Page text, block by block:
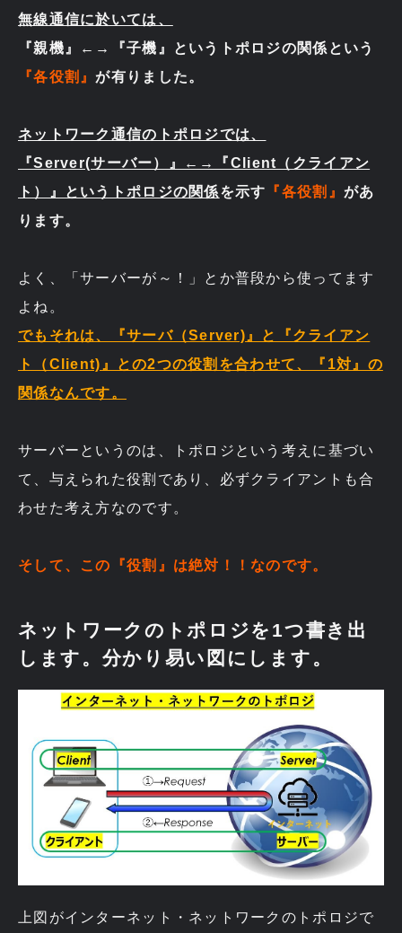
無線通信に於いては、
『親機』←→『子機』というトポロジの関係という
『各役割』が有りました。
ネットワーク通信のトポロジでは、
『Server(サーバー）』←→『Client（クライアン
ト）』というトポロジの関係を示す 『各役割』 があ
ります。
よく、「サーバーが～！」とか普段から使ってます
よね。
でもそれは、『サーバ（Server)』と『クライアン
ト（Client)』との2つの役割を合わせて、『1対』の
関係なんです。
サーバーというのは、トポロジという考えに基づい
て、与えられた役割であり、必ずクライアントも合
わせた考え方なのです。
そして、この『役割』は絶対！！なのです。
ネットワークのトポロジを1つ書き出
します。分かり易い図にします。
上図がインターネット・ネットワークのトポロジで